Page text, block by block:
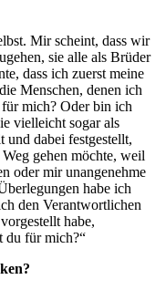
Mir scheint, dass wir
sie alle als Brüder
dass ich zuerst meine
Menschen, denen ich
mich? Oder bin ich
vielleicht sogar als
und dabei festgestellt,
gehen möchte, weil
oder mir unangenehme
habe ich
den Verantwortlichen
habe,
du für mich?“